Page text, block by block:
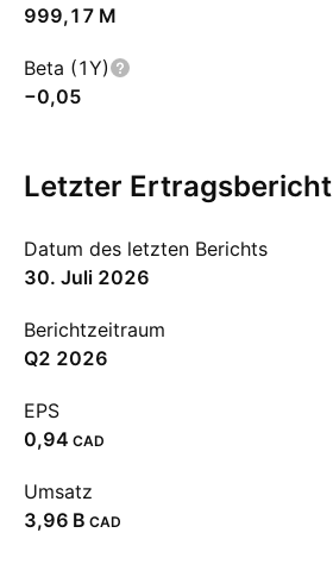
‪999,17 M‬
Beta (1Y)
−0,05
Letzter Ertragsbericht
Datum des letzten Berichts
30. Juli 2026
Berichtzeitraum
Q2 2026
EPS
0,94 CAD
Umsatz
‪3,96 B‬ CAD